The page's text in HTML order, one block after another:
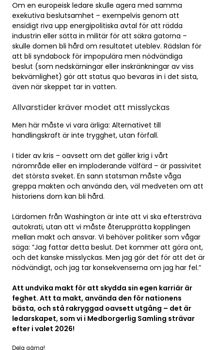
Om en europeisk ledare skulle agera med samma
exekutiva beslutsamhet – exempelvis genom att
ensidigt riva upp energipolitiska avtal för att rädda
industrin eller sätta in militär för att säkra gatorna –
skulle domen bli hård om resultatet uteblev. Rädslan för
att bli syndabock för impopulära men nödvändiga
beslut (som nedskärningar eller inskränkningar av viss
bekvämlighet) gör att status quo bevaras in i det sista,
även när skeppet tar in vatten.
Allvarstider kräver modet att misslyckas
Men här måste vi vara ärliga: Alternativet till
handlingskraft är inte trygghet, utan förfall.
I tider av kris – oavsett om det gäller krig i vårt
närområde eller en imploderande välfärd – är passivitet
det största sveket. En sann statsman måste våga
greppa makten och använda den, väl medveten om att
historiens dom kan bli hård.
Lärdomen från Washington är inte att vi ska eftersträva
autokrati, utan att vi måste återupprätta kopplingen
mellan makt och ansvar. Vi behöver politiker som vågar
säga: ”Jag fattar detta beslut. Det kommer att göra ont,
och det kanske misslyckas. Men jag gör det för att det är
nödvändigt, och jag tar konsekvenserna om jag har fel.”
Att undvika makt för att skydda sin egen karriär är
feghet. Att ta makt, använda den för nationens
bästa, och stå rakryggad oavsett utgång – det är
ledarskapet, som vi i Medborgerlig Samling strävar
efter i valet 2026!
Dela gärna!